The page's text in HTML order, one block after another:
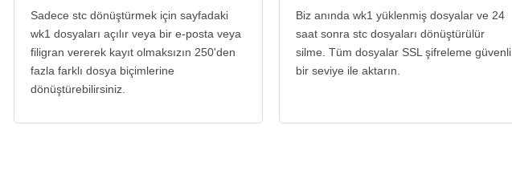
Sadece stc dönüştürmek için sayfadaki
wk1 dosyaları açılır veya bir e-posta veya
filigran vererek kayıt olmaksızın 250'den
fazla farklı dosya biçimlerine
dönüştürebilirsiniz.
Biz anında wk1 yüklenmiş dosyalar ve 24
saat sonra stc dosyaları dönüştürülür
silme. Tüm dosyalar SSL şifreleme güvenli
bir seviye ile aktarın.